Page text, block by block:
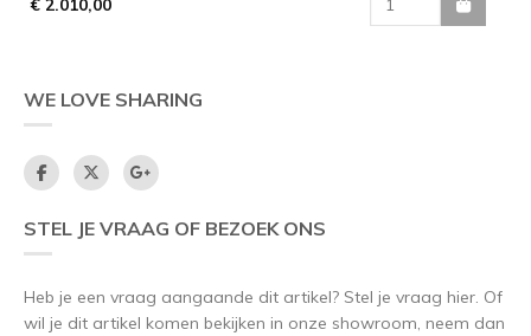
WE LOVE SHARING
STEL JE VRAAG OF BEZOEK ONS
Heb je een vraag aangaande dit artikel? Stel je vraag hier. Of
wil je dit artikel komen bekijken in onze showroom, neem dan